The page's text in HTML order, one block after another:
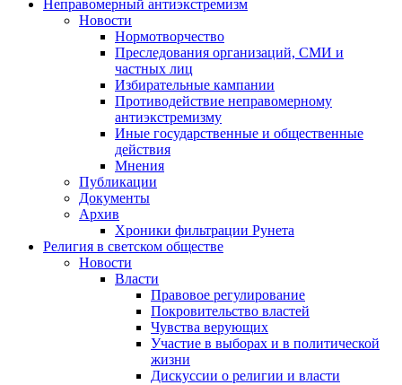
Неправомерный антиэкстремизм
Новости
Нормотворчество
Преследования организаций, СМИ и
частных лиц
Избирательные кампании
Противодействие неправомерному
антиэкстремизму
Иные государственные и общественные
действия
Мнения
Публикации
Документы
Архив
Хроники фильтрации Рунета
Религия в светском обществе
Новости
Власти
Правовое регулирование
Покровительство властей
Чувства верующих
Участие в выборах и в политической
жизни
Дискуссии о религии и власти